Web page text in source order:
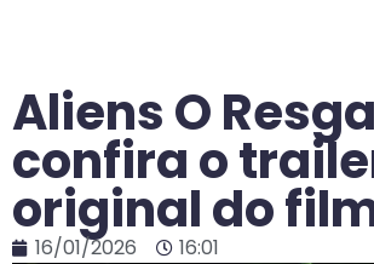
Aliens O
confira o
original do
16/01/2026 16:01